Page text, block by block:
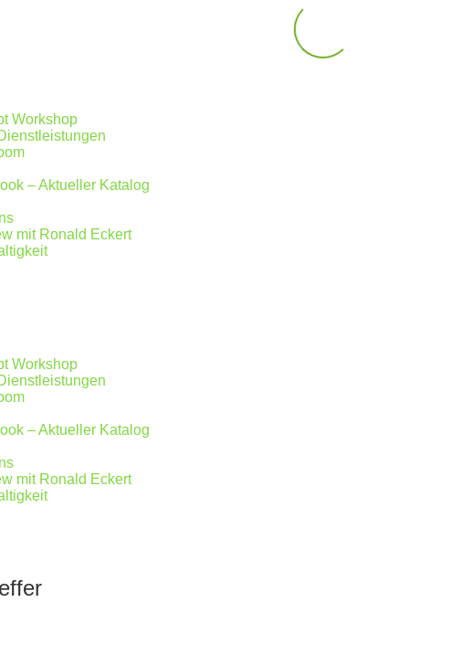
Workshop
– Aktueller Katalog
mit Ronald Eckert
Workshop
– Aktueller Katalog
mit Ronald Eckert